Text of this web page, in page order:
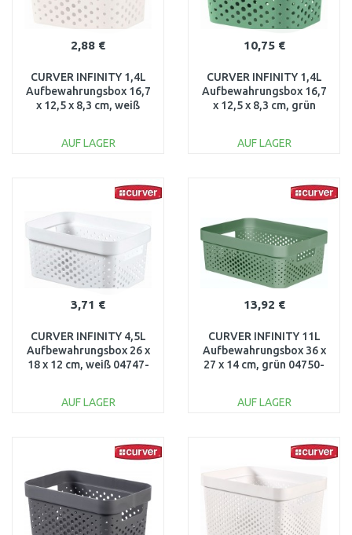
2,88 €
CURVER INFINITY 1,4L
Aufbewahrungsbox 16,7
x 12,5 x 8,3 cm, weiß
AUF LAGER
10,75 €
CURVER INFINITY 1,4L
Aufbewahrungsbox 16,7
x 12,5 x 8,3 cm, grün
AUF LAGER
3,71 €
CURVER INFINITY 4,5L
Aufbewahrungsbox 26 x
18 x 12 cm, weiß 04747-
AUF LAGER
13,92 €
CURVER INFINITY 11L
Aufbewahrungsbox 36 x
27 x 14 cm, grün 04750-
AUF LAGER
Vergleichen